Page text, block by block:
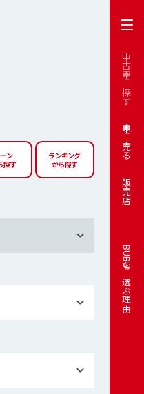
中古車を探す
車を売る
販売店
BUBUを選ぶ理由
ン
探す
ランキング
から探す